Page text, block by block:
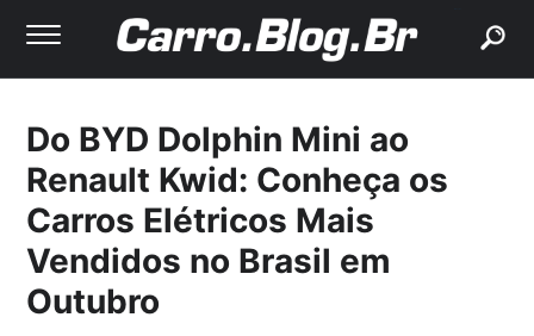
Do BYD Dolphin Mini ao
Renault Kwid: Conheça os
Carros Elétricos Mais
Vendidos no Brasil em
Outubro